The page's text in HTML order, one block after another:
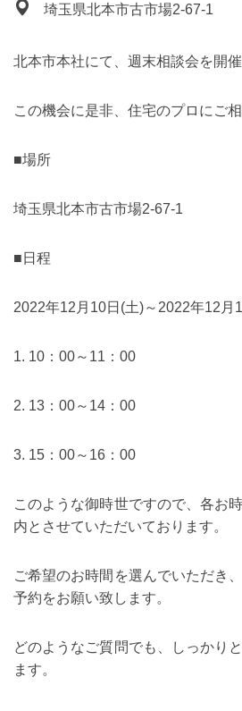
埼玉県北本市古市場2-67-1
北本市本社にて、週末相談会を開催
この機会に是非、住宅のプロにご相
■場所
埼玉県北本市古市場2-67-1
■日程
2022年12月10日(土)～2022年12月
1. 10：00～11：00
2. 13：00～14：00
3. 15：00～16：00
このような御時世ですので、各お
内とさせていただいております。
ご希望のお時間を選んでいただき
予約をお願い致します。
どのようなご質問でも、しっかり
ます。